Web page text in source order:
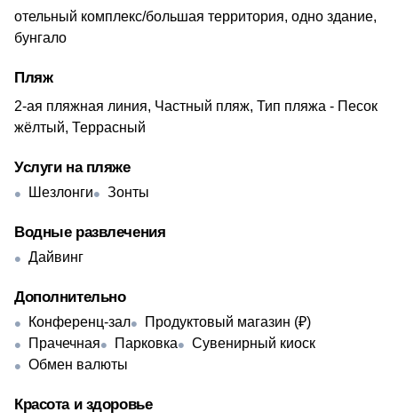
отельный комплекс/большая территория, одно здание,
бунгало
Пляж
2-ая пляжная линия, Частный пляж, Тип пляжа - Песок
жёлтый, Террасный
Услуги на пляже
Шезлонги Зонты
Водные развлечения
Дайвинг
Дополнительно
Конференц-зал
Продуктовый магазин (₽)
Прачечная
Парковка
Сувенирный киоск
Обмен валюты
Красота и здоровье